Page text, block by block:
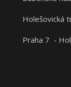
Holešovická
Praha 7 -